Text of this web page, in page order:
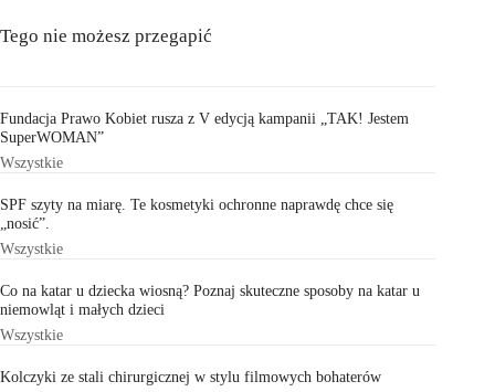
Tego nie możesz przegapić
Fundacja Prawo Kobiet rusza z V edycją kampanii „TAK! Jestem
SuperWOMAN”
Wszystkie
SPF szyty na miarę. Te kosmetyki ochronne naprawdę chce się
„nosić”.
Wszystkie
Co na katar u dziecka wiosną? Poznaj skuteczne sposoby na katar u
niemowląt i małych dzieci
Wszystkie
Kolczyki ze stali chirurgicznej w stylu filmowych bohaterów